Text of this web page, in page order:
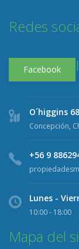
Redes
Facebook
O´higgins
Concepción,
+56 9
Lunes -
10:00 - 18:00
Mapa del